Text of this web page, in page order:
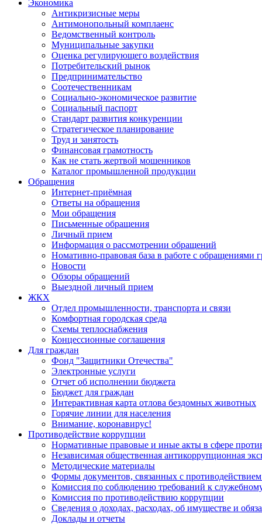
Экономика
Антикризисные меры
Антимонопольный комплаенс
Ведомственный контроль
Муниципальные закупки
Оценка регулирующего воздействия
Потребительский рынок
Предпринимательство
Соотечественникам
Социально-экономическое развитие
Социальный паспорт
Стандарт развития конкуренции
Стратегическое планирование
Труд и занятость
Финансовая грамотность
Как не стать жертвой мошенников
Каталог промышленной продукции
Обращения
Интернет-приёмная
Ответы на обращения
Мои обращения
Письменные обращения
Личный прием
Информация о рассмотрении обращений
Номативно-правовая база в работе с обращениями
Новости
Обзоры обращений
Выездной личный прием
ЖКХ
Отдел промышленности, транспорта и связи
Комфортная городская среда
Схемы теплоснабжения
Концессионные соглашения
Для граждан
Фонд "Защитники Отечества"
Электронные услуги
Отчет об исполнении бюджета
Бюджет для граждан
Интерактивная карта отлова бездомных животных
Горячие линии для населения
Внимание, коронавирус!
Противодействие коррупции
Нормативные правовые и иные акты в сфере
Независимая общественная антикоррупционная
Методические материалы
Формы документов, связанных с
Комиссия по соблюдению требований к
Комиссия по противодействию коррупции
Сведения о доходах, расходах, об имуществе и
Доклады и отчеты